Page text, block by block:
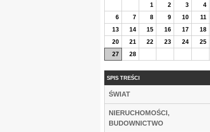
1
2 3 4
6
7 8 9 10 11
13
14 15 16 17 18
20
21 22 23 24 25
27
28
SPIS TREŚCI
ŚWIAT
NIERUCHOMOŚCI,
BUDOWNICTWO